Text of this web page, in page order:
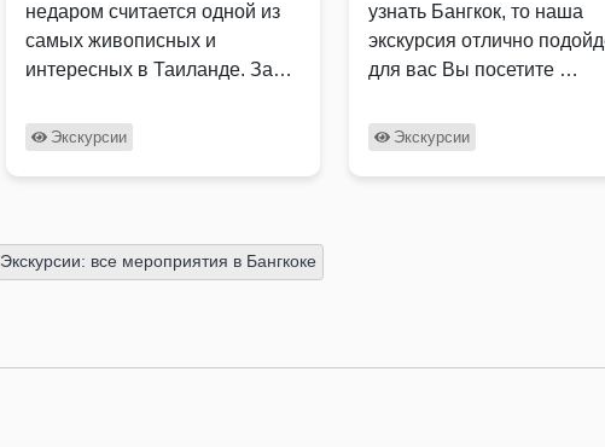
недаром считается одной из
самых живописных и
интересных в Таиланде. За
Экскурсии
узнать Бангкок, то наша
экскурсия отлично
для вас Вы посетите …
Экскурсии
Экскурсии: все мероприятия в Бангкоке